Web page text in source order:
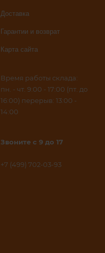
Доставка
Гарантии и возврат
Карта сайта
Время работы склада:
пн. - чт. 9:00 - 17:00 (пт. до
16:00) перерыв: 13:00 -
14:00
Звоните с 9 до 17
+7 (499) 702-03-93